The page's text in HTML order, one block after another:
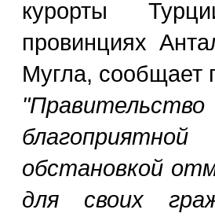
курорты
провинциях
Мугла, сообщает
благоприятной
обстановкой
для своих